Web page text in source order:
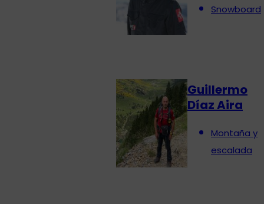
Snowboard
Guillermo
Díaz Aira
Montaña y
escalada